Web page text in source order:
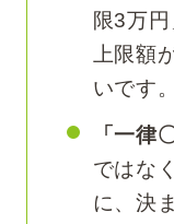
限3万
上限額
いです。
「一律
ではな
に、決